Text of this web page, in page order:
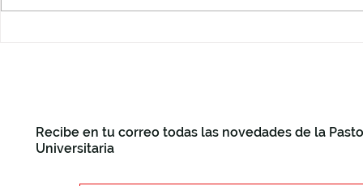
Recibe en tu correo todas las novedades de la
Universitaria